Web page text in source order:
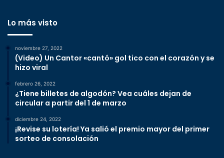
Lo más visto
noviembre 27, 2022
(Video) Un Cantor «cantó» gol tico con el corazón y se
hizo viral
febrero 26, 2022
¿Tiene billetes de algodón? Vea cuáles dejan de
circular a partir del 1 de marzo
diciembre 24, 2022
¡Revise su lotería! Ya salió el premio mayor del primer
sorteo de consolación